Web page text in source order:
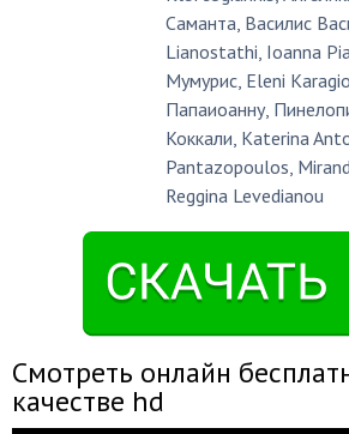
Саманта, Василис
Lianostathi, Ioanna
Мумурис, Eleni
Папаиоанну,
Коккали, Katerina
Pantazopoulos,
Reggina Levedianou
Смотреть онлайн
качестве hd